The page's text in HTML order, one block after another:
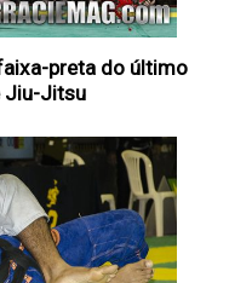
preta do último
Jiu-Jitsu